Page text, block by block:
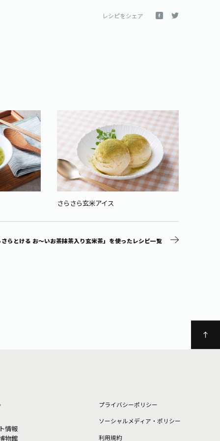
レシピをシェア
さらさら玄米アイス
さらとける お～いお茶抹茶入り玄米茶」を使ったレシピ一覧
情報
物館
プライバシーポリシー
ソーシャルメディア・ポリシー
利⽤規約